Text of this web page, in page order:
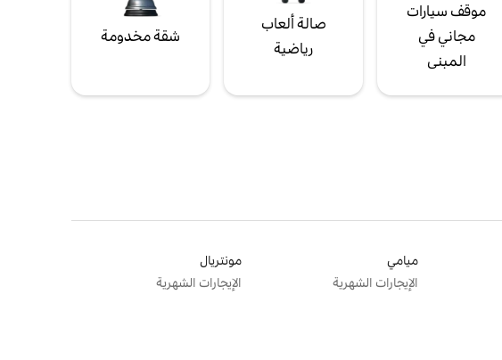
موقف سيارات
مجاني في
المبنى
صالة ألعاب
رياضية
شقة مخدومة
ميامي
الإيجارات الشهرية
مونتريال
الإيجارات الشهرية